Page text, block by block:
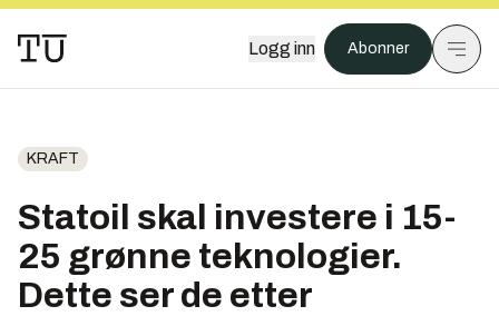
Logg inn Abonner
KRAFT
Statoil skal investere i 15-
25 grønne teknologier.
Dette ser de etter